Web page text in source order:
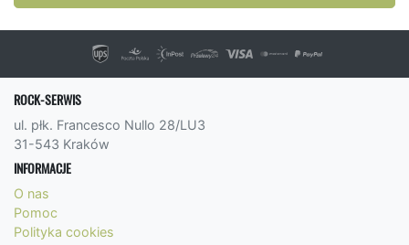
ROCK-SERWIS
ul. płk. Francesco Nullo 28/LU3
31-543 Kraków
INFORMACJE
O nas
Pomoc
Polityka cookies